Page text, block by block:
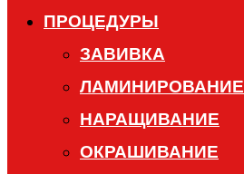
ПРОЦЕДУРЫ
ЗАВИВКА
ЛАМИНИРОВАНИЕ
НАРАЩИВАНИЕ
ОКРАШИВАНИЕ